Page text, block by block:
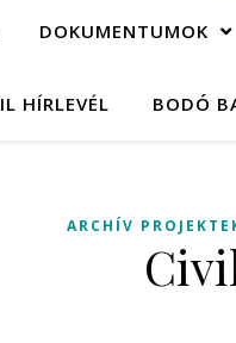
DOKUMENTUMOK
HÍRLEVÉL BODÓ
ARCHÍV